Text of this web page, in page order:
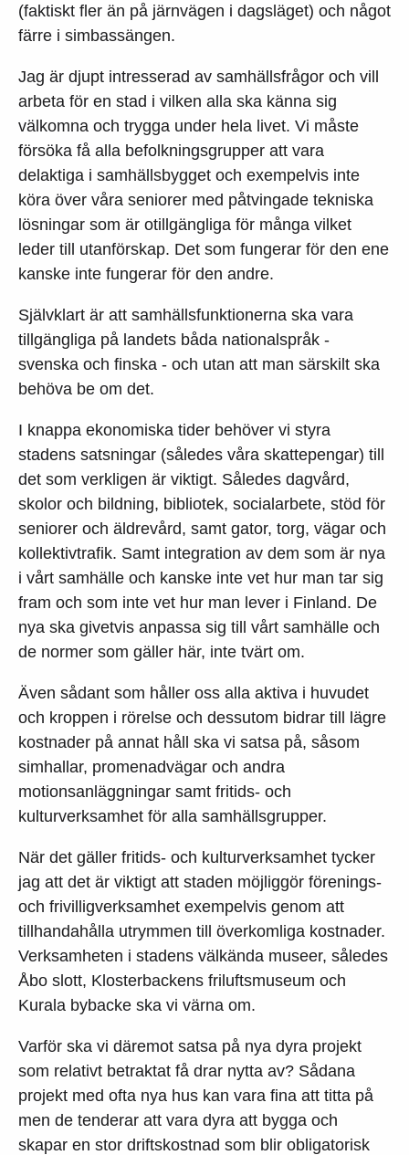
(faktiskt fler än på järnvägen i dagsläget) och något
färre i simbassängen.
Jag är djupt intresserad av samhällsfrågor och vill
arbeta för en stad i vilken alla ska känna sig
välkomna och trygga under hela livet. Vi måste
försöka få alla befolkningsgrupper att vara
delaktiga i samhällsbygget och exempelvis inte
köra över våra seniorer med påtvingade tekniska
lösningar som är otillgängliga för många vilket
leder till utanförskap. Det som fungerar för den ene
kanske inte fungerar för den andre.
Självklart är att samhällsfunktionerna ska vara
tillgängliga på landets båda nationalspråk -
svenska och finska - och utan att man särskilt ska
behöva be om det.
I knappa ekonomiska tider behöver vi styra
stadens satsningar (således våra skattepengar) till
det som verkligen är viktigt. Således dagvård,
skolor och bildning, bibliotek, socialarbete, stöd för
seniorer och äldrevård, samt gator, torg, vägar och
kollektivtrafik. Samt integration av dem som är nya
i vårt samhälle och kanske inte vet hur man tar sig
fram och som inte vet hur man lever i Finland. De
nya ska givetvis anpassa sig till vårt samhälle och
de normer som gäller här, inte tvärt om.
Även sådant som håller oss alla aktiva i huvudet
och kroppen i rörelse och dessutom bidrar till lägre
kostnader på annat håll ska vi satsa på, såsom
simhallar, promenadvägar och andra
motionsanläggningar samt fritids- och
kulturverksamhet för alla samhällsgrupper.
När det gäller fritids- och kulturverksamhet tycker
jag att det är viktigt att staden möjliggör förenings-
och frivilligverksamhet exempelvis genom att
tillhandahålla utrymmen till överkomliga kostnader.
Verksamheten i stadens välkända museer, således
Åbo slott, Klosterbackens friluftsmuseum och
Kurala bybacke ska vi värna om.
Varför ska vi däremot satsa på nya dyra projekt
som relativt betraktat få drar nytta av? Sådana
projekt med ofta nya hus kan vara fina att titta på
men de tenderar att vara dyra att bygga och
skapar en stor driftskostnad som blir obligatorisk